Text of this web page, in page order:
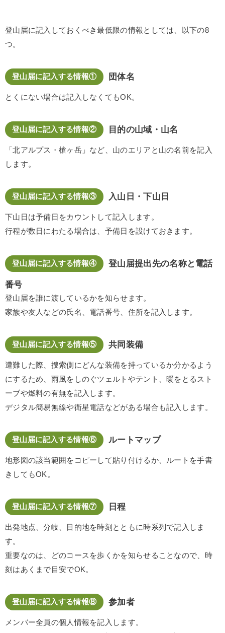
登山届に記入しておくべき最低限の情報としては、以下の8
つ。
登山届に記入する情報① 団体名
とくにない場合は記入しなくてもOK。
登山届に記入する情報② 目的の山域・山名
「北アルプス・槍ヶ岳」など、山のエリアと山の名前を記入
します。
登山届に記入する情報③ 入山日・下山日
下山日は予備日をカウントして記入します。
行程が数日にわたる場合は、予備日を設けておきます。
登山届に記入する情報④ 登山届提出先の名称と電話
番号
登山届を誰に渡しているかを知らせます。
家族や友人などの氏名、電話番号、住所を記入します。
登山届に記入する情報⑤ 共同装備
遭難した際、捜索側にどんな装備を持っているか分かるよう
にするため、雨風をしのぐツェルトやテント、暖をとるスト
ーブや燃料の有無を記入します。
デジタル簡易無線や衛星電話などがある場合も記入します。
登山届に記入する情報⑥ ルートマップ
地形図の該当範囲をコピーして貼り付けるか、ルートを手書
きしてもOK。
登山届に記入する情報⑦ 日程
出発地点、分岐、目的地を時刻とともに時系列で記入しま
す。
重要なのは、どのコースを歩くかを知らせることなので、時
刻はあくまで目安でOK。
登山届に記入する情報⑧ 参加者
メンバー全員の個人情報を記入します。